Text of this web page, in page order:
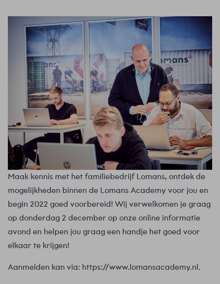
Maak kennis met het familiebedrijf Lomans, ontdek de
mogelijkheden binnen de Lomans Academy voor jou en
begin 2022 goed voorbereid! Wij verwelkomen je graag
op donderdag 2 december op onze online informatie
avond en helpen jou graag een handje het goed voor
elkaar te krijgen!
Aanmelden kan via: https://www.lomansacademy.nl .